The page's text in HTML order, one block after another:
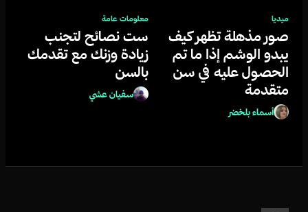
ميديا
صور مذهلة تظهر كيف
يبدو الوشم إذا ما تم
الحصول عليه في سن
متقدمة
أسماء بلخضر
معلومات عامة
ست نصائح لتجنب
زيادة وزنك مع تقدمك
بالسن
سفيان عشي